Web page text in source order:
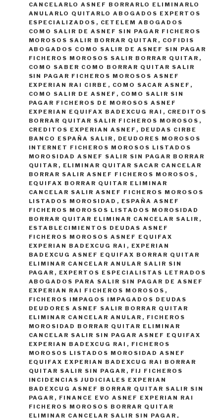
CANCELARLO ASNEF BORRARLO ELIMINARLO
ANULARLO QUITARLO ABOGADOS EXPERTOS
ESPECIALIZADOS , CETELEM ABOGADOS
COMO SALIR DE ASNEF SIN PAGAR FICHEROS
MOROSOS SALIR BORRAR QUITAR , COFIDIS
ABOGADOS COMO SALIR DE ASNEF SIN PAGAR
FICHEROS MOROSOS SALIR BORRAR QUITAR ,
COMO SABER COMO BORRAR QUITAR SALIR
SIN PAGAR FICHEROS MOROSOS ASNEF
EXPERIAN RAI CIRBE , COMO SACAR ASNEF ,
COMO SALIR DE ASNEF , COMO SALIR SIN
PAGAR FICHEROS DE MOROSOS ASNEF
EXPERIAN EQUIFAX BADEXCUG RAI , CREDITOS
BORRAR QUITAR SALIR FICHEROS MOROSOS ,
CREDITOS EXPERIAN ASNEF , DEUDAS CIRBE
BANCO ESPAÑA SALIR , DEUDORES MOROSOS
INTERNET FICHEROS MOROSOS LISTADOS
MOROSIDAD ASNEF SALIR SIN PAGAR BORRAR
QUITAR , ELIMINAR QUITAR SACAR CANCELAR
BORRAR SALIR ASNEF FICHEROS MOROSOS ,
EQUIFAX BORRAR QUITAR ELIMINAR
CANCELAR SALIR ASNEF FICHEROS MOROSOS
LISTADOS MOROSIDAD , ESPAÑA ASNEF
FICHEROS MOROSOS LISTADOS MOROSIDAD
BORRAR QUITAR ELIMINAR CANCELAR SALIR ,
ESTABLECIMIENTOS DEUDAS ASNEF
FICHEROS MOROSOS ASNEF EQUIFAX
EXPERIAN BADEXCUG RAI , EXPERIAN
BADEXCUG ASNEF EQUIFAX BORRAR QUITAR
ELIMINAR CANCELAR ANULAR SALIR SIN
PAGAR , EXPERTOS ESPECIALISTAS LETRADOS
ABOGADOS PARA SALIR SIN PAGAR DE ASNEF
EXPERIAN RAI FICHEROS MOROSOS ,
FICHEROS IMPAGOS IMPAGADOS DEUDAS
DEUDORES ASNEF SALIR BORRAR QUITAR
ELIMINAR CANCELAR ANULAR , FICHEROS
MOROSIDAD BORRAR QUITAR ELIMINAR
CANCELAR SALIR SIN PAGAR ASNEF EQUIFAX
EXPERIAN BADEXCUG RAI , FICHEROS
MOROSOS LISTADOS MOROSIDAD ASNEF
EQUIFAX EXPERIAN BADEXCUG RAI BORRAR
QUITAR SALIR SIN PAGAR , FIJ FICHEROS
INCIDENCIAS JUDICIALES EXPERIAN
BADEXCUG ASNEF BORRAR QUITAR SALIR SIN
PAGAR , FINANCE EVO ASNEF EXPERIAN RAI
FICHEROS MOROSOS BORRAR QUITAR
ELIMINAR CANCELAR SALIR SIN PAGAR ,